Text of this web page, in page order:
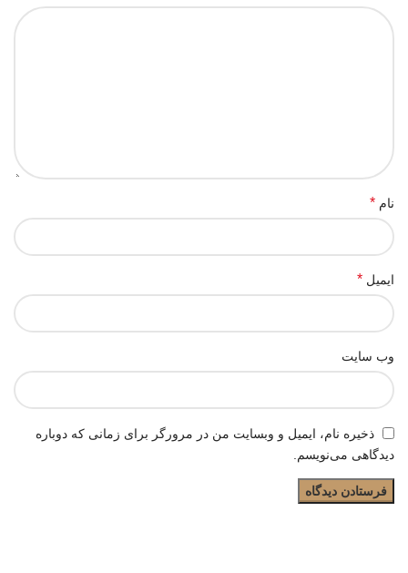
نام *
ایمیل *
وب‌ سایت
ذخیره نام، ایمیل و وبسایت من در مرورگر برای زمانی که دوباره
دیدگاهی می‌نویسم.